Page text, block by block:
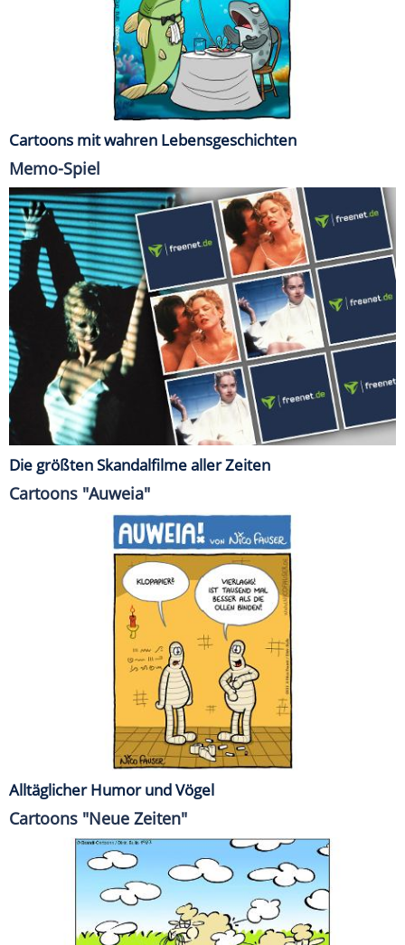
Cartoons mit wahren Lebensgeschichten
Memo-Spiel
Die größten Skandalfilme aller Zeiten
Cartoons "Auweia"
Alltäglicher Humor und Vögel
Cartoons "Neue Zeiten"